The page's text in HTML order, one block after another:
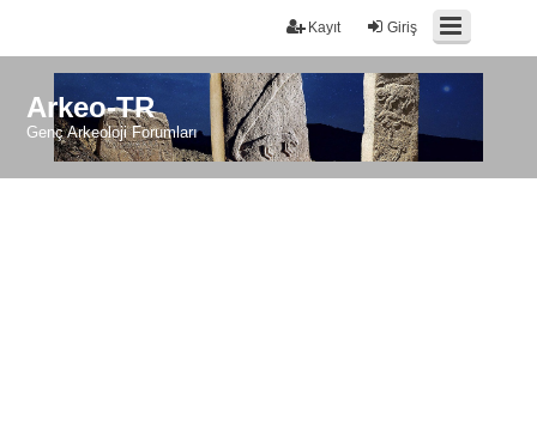
Giriş
Kayıt
Arkeo-TR
Genç Arkeoloji Forumları